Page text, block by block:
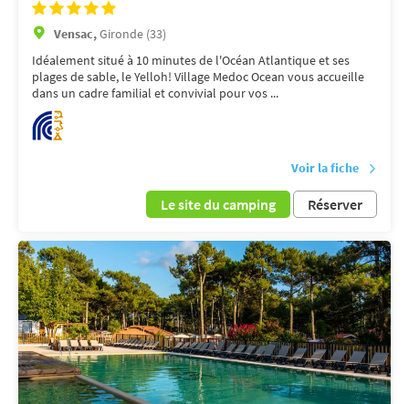
Vensac,Gironde (33)
Idéalement situé à 10 minutes de l'Océan Atlantique et ses
plages de sable, le Yelloh! Village Medoc Ocean vous accueille
dans un cadre familial et convivial pour vos ...
Voir la fiche
Le site du camping Réserver